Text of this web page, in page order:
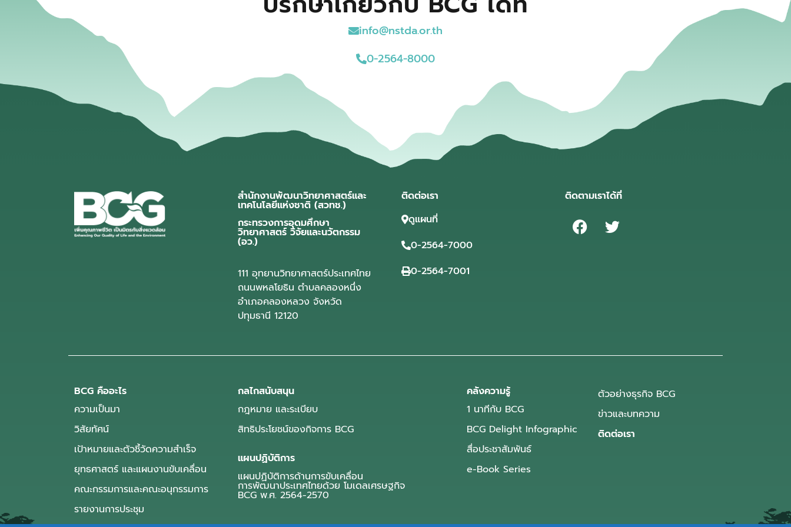
info@nstda.or.th
0-2564-8000
สำนักงานพัฒนาวิทยาศาสตร์และ
เทคโนโลยีแห่งชาติ (สวทช.)
กระทรวงการอุดมศึกษา
วิทยาศาสตร์ วิจัยและนวัตกรรม
(อว.)
111 อุทยานวิทยาศาสตร์ประเทศไทย
ถนนพหลโยธิน ตำบลคลองหนึ่ง
อำเภอคลองหลวง จังหวัด
ปทุมธานี 12120
ติดต่อเรา
ดูแผนที่
0-2564-7000
0-2564-7001
ติดตามเราได้ที่
BCG คืออะไร
ความเป็นมา
วิสัยทัศน์
เป้าหมายและตัวชี้วัดความสำเร็จ
ยุทธศาสตร์ และแผนงานขับเคลื่อน
คณะกรรมการและคณะอนุกรรมการ
รายงานการประชุม
กลไกสนับสนุน
กฎหมาย และระเบียบ
สิทธิประโยชน์ของกิจการ BCG
แผนปฏิบัติการ
แผนปฏิบัติการด้านการขับเคลื่อน
การพัฒนาประเทศไทยด้วย โมเดลเศรษฐกิจ
BCG พ.ศ. 2564-2570
คลังความรู้
1 นาทีกับ BCG
BCG Delight Infographic
สื่อประชาสัมพันธ์
e-Book Series
ตัวอย่างธุรกิจ BCG
ข่าวและบทความ
ติดต่อเรา